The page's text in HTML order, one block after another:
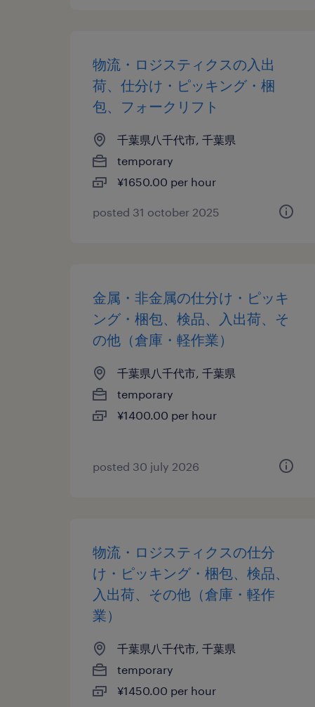
物流・ロジスティクスの入出
荷、仕分け・ピッキング・梱
包、フォークリフト
千葉県八千代市, 千葉県
temporary
¥1650.00 per hour
posted 31 october 2025
金属・非金属の仕分け・ピッキ
ング・梱包、検品、入出荷、そ
の他（倉庫・軽作業）
千葉県八千代市, 千葉県
temporary
¥1400.00 per hour
posted 30 july 2026
物流・ロジスティクスの仕分
け・ピッキング・梱包、検品、
入出荷、その他（倉庫・軽作
業）
千葉県八千代市, 千葉県
temporary
¥1450.00 per hour